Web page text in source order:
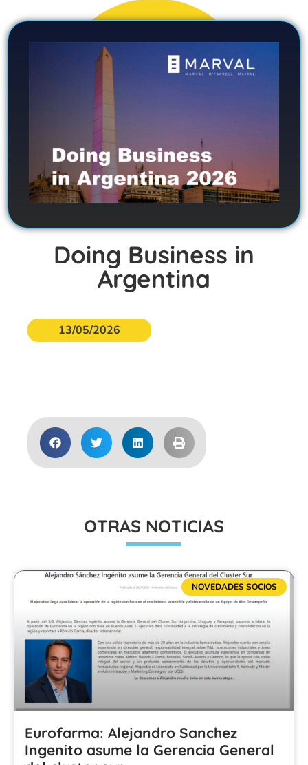
Doing Business in
Argentina
13/05/2026
OTRAS NOTICIAS
NOVEDADES SOCIOS
Eurofarma: Alejandro Sanchez
Ingenito asume la Gerencia General